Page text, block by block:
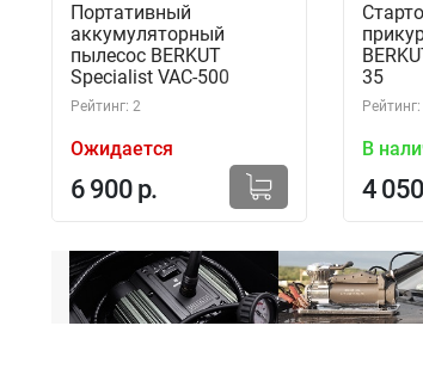
Портативный
аккумуляторный
пылесос BERKUT
Specialist VAC-500
Рейтинг: 2
Ожидается
6 900 р.
35
Рейтинг:
В
4